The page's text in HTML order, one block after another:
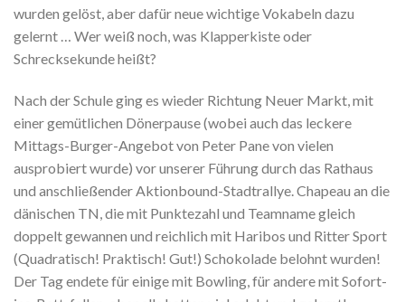
wurden gelöst, aber dafür neue wichtige Vokabeln dazu
gelernt … Wer weiß noch, was Klapperkiste oder
Schrecksekunde heißt?
Nach der Schule ging es wieder Richtung Neuer Markt, mit
einer gemütlichen Dönerpause (wobei auch das leckere
Mittags-Burger-Angebot von Peter Pane von vielen
ausprobiert wurde) vor unserer Führung durch das Rathaus
und anschließender Aktionbound-Stadtrallye. Chapeau an die
dänischen TN, die mit Punktezahl und Teamname gleich
doppelt gewannen und reichlich mit Haribos und Ritter Sport
(Quadratisch! Praktisch! Gut!) Schokolade belohnt wurden!
Der Tag endete für einige mit Bowling, für andere mit Sofort-